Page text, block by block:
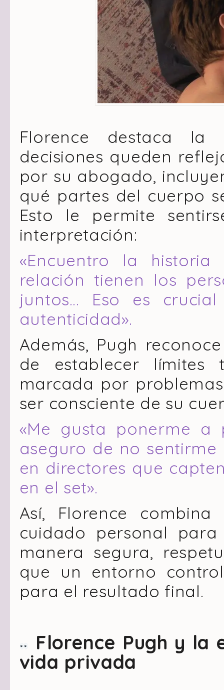
Florence destaca la
decisiones queden
por su abogado,
qué partes del cuerpo
Esto le permite
interpretación:
«Encuentro la
relación tienen los
juntos… Eso es
autenticidad».
Además, Pugh
de establecer límites
marcada por
ser consciente de su
«Me gusta ponerme
aseguro de no
en directores que
en el set».
Así, Florence
cuidado personal
manera segura,
que un entorno
para el resultado final.
Florence Pugh y la
vida privada